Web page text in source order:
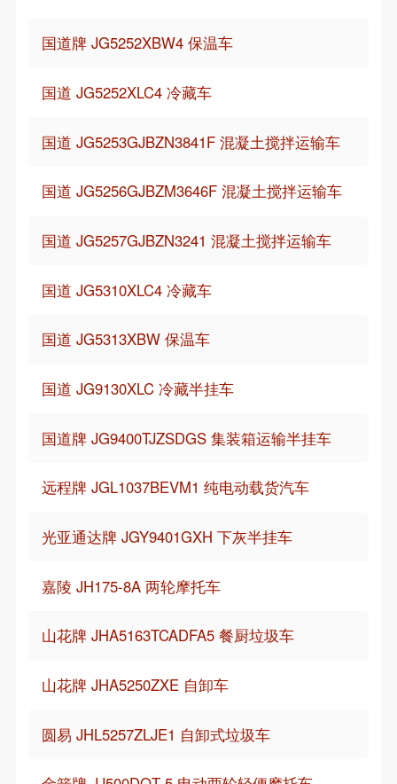
国道牌 JG5252XBW4 保温车
国道 JG5252XLC4 冷藏车
国道 JG5253GJBZN3841F 混凝土搅拌运输车
国道 JG5256GJBZM3646F 混凝土搅拌运输车
国道 JG5257GJBZN3241 混凝土搅拌运输车
国道 JG5310XLC4 冷藏车
国道 JG5313XBW 保温车
国道 JG9130XLC 冷藏半挂车
国道牌 JG9400TJZSDGS 集装箱运输半挂车
远程牌 JGL1037BEVM1 纯电动载货汽车
光亚通达牌 JGY9401GXH 下灰半挂车
嘉陵 JH175-8A 两轮摩托车
山花牌 JHA5163TCADFA5 餐厨垃圾车
山花牌 JHA5250ZXE 自卸车
圆易 JHL5257ZLJE1 自卸式垃圾车